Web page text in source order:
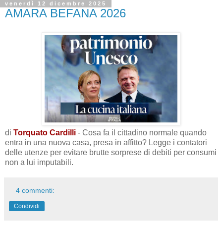
venerdì 12 dicembre 2025
AMARA BEFANA 2026
di Torquato Cardilli - Cosa fa il cittadino normale quando
entra in una nuova casa, presa in affitto? Legge i contatori
delle utenze per evitare brutte sorprese di debiti per consumi
non a lui imputabili.
4 commenti:
Condividi